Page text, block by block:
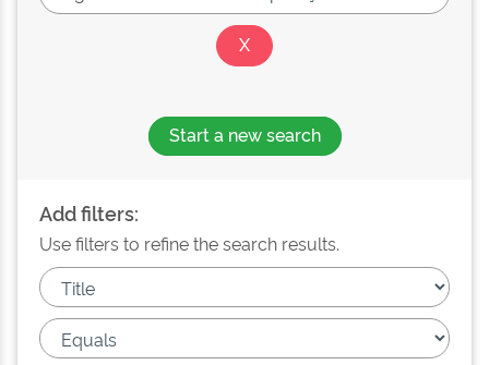
Start a new search
Add filters:
Use filters to refine the search results.